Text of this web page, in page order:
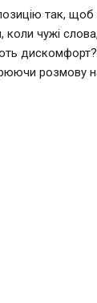
так, щоб
чужі
дискомфорт?
розмову